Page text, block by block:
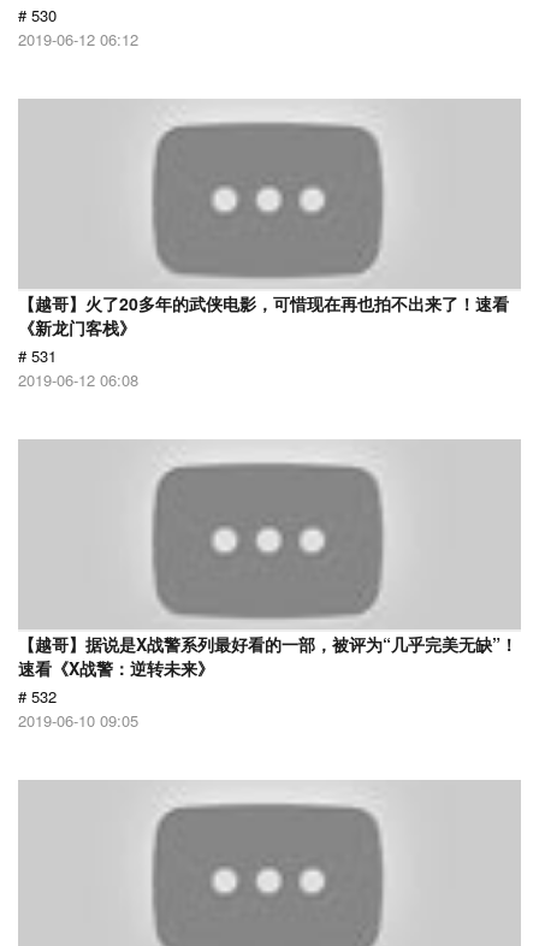
# 530
2019-06-12 06:12
【越哥】火了20多年的武侠电影，可惜现在再也拍不出来了！速看
《新龙门客栈》
# 531
2019-06-12 06:08
【越哥】据说是X战警系列最好看的一部，被评为“几乎完美无缺”！
速看《X战警：逆转未来》
# 532
2019-06-10 09:05